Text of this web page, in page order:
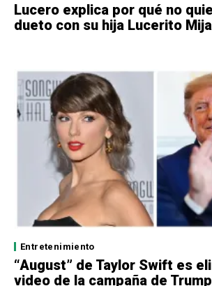
Lucero explica por qué no
dueto con su hija Lucerito
Entretenimiento
“August” de Taylor Swift es
video de la campaña de